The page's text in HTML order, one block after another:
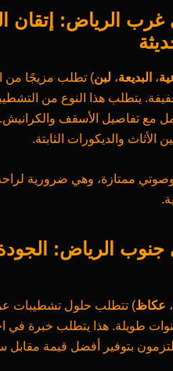
الرياض: إتقان
، البديعة، لبن) تطلب مزيجًا من
يتطلب هذا النوع من
مع تفاصيل الأسقف
والديكورات الثابتة.
ممتازة، وهي ضرورية
الرياض: الجودة
، عكاظ) تتطلب حلول تشطيبات
طويلة. هذا يتطلب خبرة في
بتوفير أفضل قيمة